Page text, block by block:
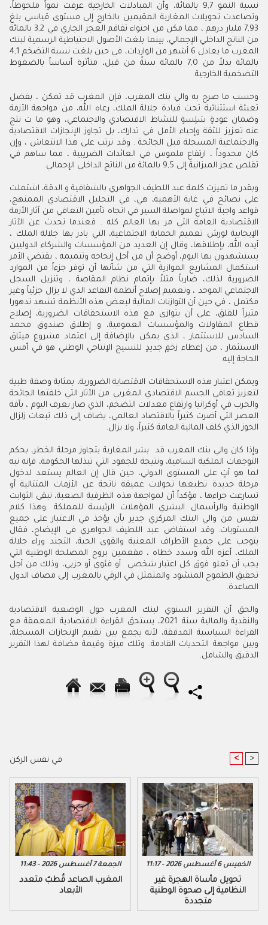
نسبة النمو 7
,
9 بالمائة، وأن المبادلات الخارجية عرفت نمواً ملحوظاً،
وتصاعدت تحويلات المغاربة المقيمين بالخارج إلى مستوى قياسي بلغ
93
,7 مليار درهم ، مما مكن من احتواء تفاقم العجز الجاري في 2 ,
3 بالمائة
من الناتج الداخلي الإجمالي، بينما بلغت الأصول الاحتياطية الرسمية لبنك
المغرب ما يعادل 6 أشهر من الواردات، في حين بلغت نسبة التضخم 1
,
4
بالمائة بدلاً من 0
,
7 بالمائة سنةً من قبل، متأثرة أساساً بالضغوط
التضخمية الخارجية.
وحسب ما صرح به والي بنك المغرب، فإن المغرب قد تمكن ، بفضل
تعبئة استثنائية تحت قيادة جلالة الملك، رعاه الله، من مواجهة الأزمة
وضمان عودةٍ سَلِسةٍ للنشاط الاقتصادي والاجتماعي، وهو ما ت نتج
عنه تعزيز للثقة وإحياء الأمل في تدارك، بل تجاوز الإنجازات الاقتصادية
والاجتماعية المسجلة قبل الجائحة . وقد ترتب على هذا الانتعاش ، وإن
كان محدوداً ، ارتفاع ملموس في العائدات الضريبية ، مما ساهم في
تقلص عجز الميزانية إلى 5
,9 بالمائة من الناتج الداخلي الإجمالي .
وبقدر ما تميزت كلمة عبد اللطيف الجواهري بالشفافية و الدقة، اشتملت
على نصائح في غاية الأهمية، هي، في التحليل الاقتصادي الممنهج،
قواعد واجبة الاتباع لمواصلة السير في اتجاه تأمين التعافي من آثار الأزمة
الاقتصادية العامة التي مر بها العالم كله. فعندما تحدث عن الآثار
الإيجابية لورش تعميم الحماية الاجتماعية، التي بادر بها جلالة الملك ،
أيده الله، بإطلاقها، وقال إن العديد من المؤسسات والشركاء الدوليين
يستشهدون بها اليوم، أوضح أن من أجل إنجاحه وتتميمه ، يقتضي الأمر
استكمال المشاريع الموازية التي من شأنها أن توفر جزءاً من الموارد
الضرورية لذلك، ضارباً مثلاً بإتمام نظام المقاصة ، وتنزيل السجل
الاجتماعي الموحد ، وتعميم إصلاح أنظمة التقاعد الذي لا يزال جزئياً وغير
مكتمل ، في حين أن التوازنات المالية لبعض هذه الأنظمة تشهد تدهورا
مثيراً للقلق، على أن يتوازى مع هذه الاستحقاقات الضرورية، إصلاح
قطاع المقاولات والمؤسسات العمومية، و إطلاق صندوق محمد
السادس للاستثمار ، الذي يمكن بالإضافة إلى اعتماد مشروع ميثاق
الاستثمار ، من إعطاء زخمٍ جديدٍ للنسيج الإنتاجي الوطني هو في أمس
الحاجة إليه.
ويمكن اعتبار هذه الاستحقاقات الاقتصاية الضرورية، بمثابة وصفة طبية
لتعزيز تعافي الجسم الاقتصادي المغربي من الآثار التي خلفتها الجائحة
والحرب في أوكرانيا وارتفاع معدلات التضخم، الذي صار يعرف اليوم ، بآفة
العصر التي أضرت كثيراً بالاقتصاد العالمي، يضاف إلى ذلك تبعات زلزال
الحوز الذي كلف المالية العامة كثيراً، ولا يزال.
وإذا كان والي بنك المغرب قد بشر المغاربة بتجاوز مرحلة الخطر، بحكم
التوجهات الملكية السامية، ونتيجة للجهود التي تبذلها الحكومة، فإنه نبه
لما هو آتٍ على المستوى الدولي، حين قال إن العالم يستعد لدخول
مرحلة جديدة تطبعها تحولات عميقة ناتجة عن الأزمات المتتالية أو
تسارعت جراءها ، مؤكداً أن لمواجهة هذه الظرفية الصعبة، تبقى الثوابت
الوطنية والرأسمال البشري المؤهلات الرئيسة للمملكة .وهذا كلام
نفيس من والي البنك المركزي جدير بأن يؤخذ في الاعتبار على جميع
المستويات.
قد استفاض عبد اللطيف الجواهري في الإيضاح، فقال
يتوجب على جميع الأطراف المعنية والقوى الحية، التجند وراء جلالة
الملك، أعزه الله وسدد خطاه ، مفعمين بروح المصلحة الوطنية التي
يجب أن تعلو فوق كل اعتبار شخصي أو فئوي أو حزبي، وذلك من أجل
تحقيق الطموح المنشود والمتمثل في الرقي بالمغرب إلى مصاف الدول
الصاعدة.
والحق أن التقرير السنوي لبنك المغرب حول الوضعية الاقتصادية
والنقدية والمالية سنة 2021، يستحق القراءة الاقتصادية المعمقة مع
القراءة السياسية المدققة، لأنه يجمع بين تقييم الإنجازات المسجلة،
وبين مواجهة التحديات القادمة. وتلك ميزة وقيمة مضافة لهذا التقرير
الدقيق والشامل.
في نفس الركن < >
الجمعة 7 أغسطس 2026 - 11:43
المغرب الصاعد قُطبٌ متعدد
الأبعاد
الخميس 6 أغسطس 2026 - 11:17
تحويل مأساة الهجرة غير
النظامية إلى صحوة الوطنية
متجددة